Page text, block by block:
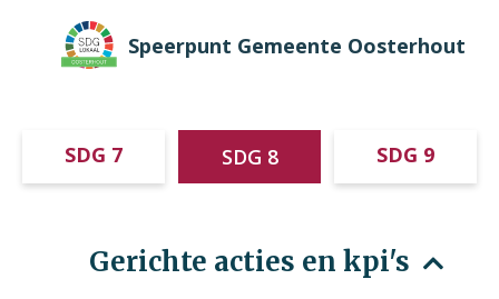
Speerpunt Gemeente Oosterhout
SDG 7 SDG 8 SDG 9
Gerichte acties en kpi's